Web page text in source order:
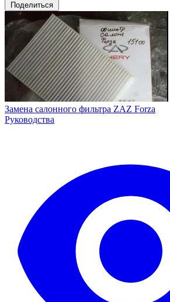
Поделиться
Замена салонного фильтра ZAZ Forza
Руководства